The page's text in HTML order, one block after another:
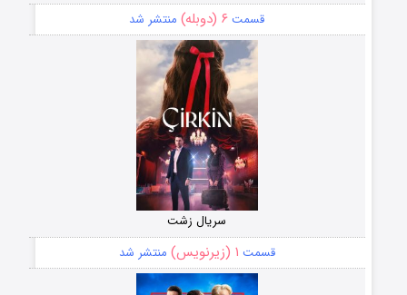
قسمت ۶ (دوبله) منتشر شد
سریال زشت
قسمت ۱ (زیرنویس) منتشر شد